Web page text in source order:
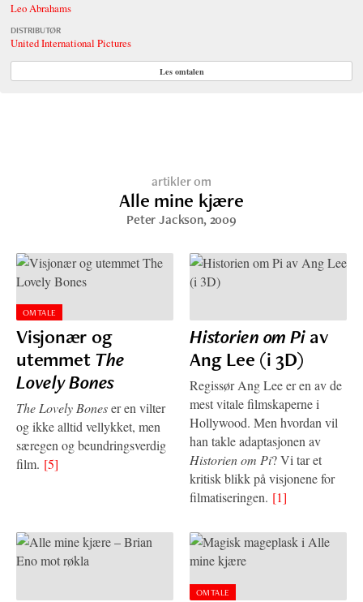
Leo Abrahams
DISTRIBUTØR
United International Pictures
Les omtalen
artikler om
Alle mine kjære
Peter Jackson, 2009
OMTALE
Visjonær og
utemmetThe
Lovely Bones
The Lovely Boneser en vilter
og ikke alltid vellykket, men
særegen og beundringsverdig
film. [5]
Historien om Piav
Ang Lee (i 3D)
Regissør Ang Lee er en av de
mest vitale filmskaperne i
Hollywood. Men hvordan vil
han takle adaptasjonen av
Historien om Pi? Vi tar et
kritisk blikk på visjonene for
filmatiseringen. [1]
OMTALE